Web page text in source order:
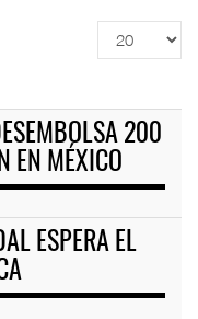
Cantidad
a
200
EN MÉXICO
ESPERA EL